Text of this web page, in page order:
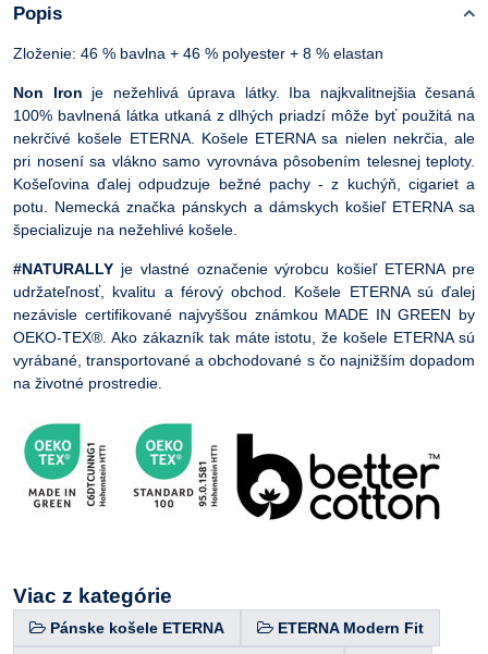
Popis
Zloženie: 46 % bavlna + 46 % polyester + 8 % elastan
Non Iron je nežehlivá úprava látky. Iba najkvalitnejšia česaná
100% bavlnená látka utkaná z dlhých priadzí môže byť použitá na
nekrčivé košele ETERNA. Košele ETERNA sa nielen nekrčia, ale
pri nosení sa vlákno samo vyrovnáva pôsobením telesnej teploty.
Košeľovina ďalej odpudzuje bežné pachy - z kuchýň, cigariet a
potu. Nemecká značka pánskych a dámskych košieľ ETERNA sa
špecializuje na nežehlivé košele.
#NATURALLY je vlastné označenie výrobcu košieľ ETERNA pre
udržateľnosť, kvalitu a férový obchod. Košele ETERNA sú ďalej
nezávisle certifikované najvyššou známkou MADE IN GREEN by
OEKO-TEX®. Ako zákazník tak máte istotu, že košele ETERNA sú
vyrábané, transportované a obchodované s čo najnižším dopadom
na životné prostredie.
Viac z kategórie
Pánske košele ETERNA ETERNA Modern Fit